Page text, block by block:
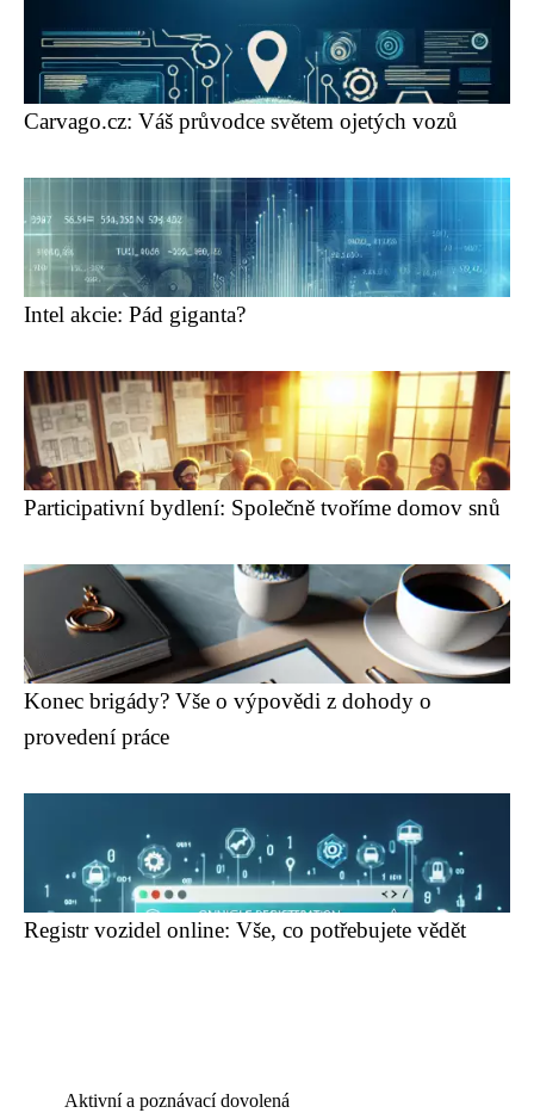
Carvago.cz: Váš průvodce světem ojetých vozů
Intel akcie: Pád giganta?
Participativní bydlení: Společně tvoříme domov snů
Konec brigády? Vše o výpovědi z dohody o
provedení práce
Registr vozidel online: Vše, co potřebujete vědět
Aktivní a poznávací dovolená